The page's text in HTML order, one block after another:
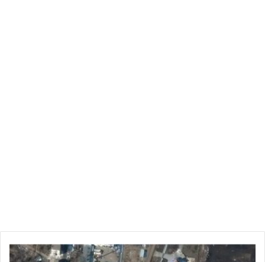
مخابرات